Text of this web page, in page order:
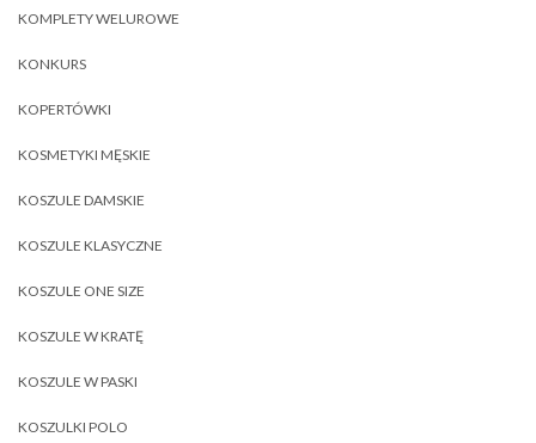
KOMPLETY WELUROWE
KONKURS
KOPERTÓWKI
KOSMETYKI MĘSKIE
KOSZULE DAMSKIE
KOSZULE KLASYCZNE
KOSZULE ONE SIZE
KOSZULE W KRATĘ
KOSZULE W PASKI
KOSZULKI POLO